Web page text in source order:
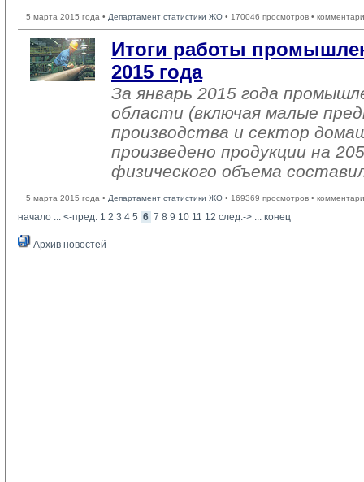
5 марта 2015 года • Департамент статистики ЖО • 170046 просмотров •
Итоги работы
2015 года
За январь 2015 года
области (включая малые
производства и сектор
произведено продукции на
физического объема
5 марта 2015 года • Департамент статистики ЖО • 169369 просмотров •
начало ... <-пред. 1 2 3 4 5 6 7 8 9 10 11 12 след.-> ... конец
Архив новостей